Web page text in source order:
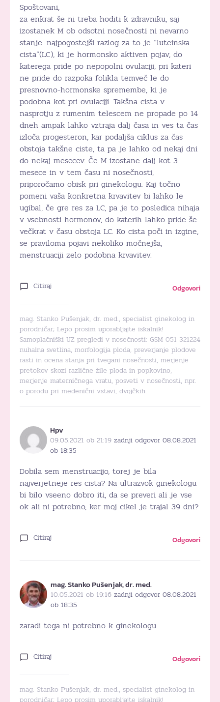
Spoštovani,
za enkrat še ni treba hoditi k zdravniku, saj
izostanek M ob odsotni nosečnosti ni nevarno
stanje. najpogostejši razlog za to je “luteinska
cista”(LC), ki je hormonsko aktiven pojav, do
katerega pride po nepopolni ovulaciji, pri kateri
ne pride do razpoka folikla temveč le do
presnovno-hormonske spremembe, ki je
podobna kot pri ovulaciji. Takšna cista v
nasprotju z rumenim telescem ne propade po 14
dneh ampak lahko vztraja dalj časa in ves ta čas
izloča progesteron, kar podaljša ciklus za čas
obstoja takšne ciste, ta pa je lahko od nekaj dni
do nekaj mesecev. Če M izostane dalj kot 3
mesece in v tem času ni nosečnosti,
priporočamo obisk pri ginekologu. Kaj točno
pomeni vaša konkretna krvavitev bi lahko le
ugibal, če gre res za LC, pa je to posledica nihaja
v vsebnosti hormonov, do katerih lahko pride še
večkrat v času obstoja LC. Ko cista poči in izgine,
se praviloma pojavi nekoliko močnejša,
menstruaciji zelo podobna krvavitev.
Citiraj Odgovori
mag. Stanko Pušenjak, dr. med., specialist ginekolog in
porodničar; Lepo prosim uporabljajte iskalnik!
Samoplačniški UZ pregledi v nosečnosti: GSM 051 321224
nuhalna svetlina, morfologija ploda, preverjanje plodove
rasti in ocena stanja pri tvegani nosečnosti, merjenje
pretokov skozi različne žile ploda in popkovino,
merjenje materničnega vratu, posveti v nosečnosti, npr.
o porodu pri medenični vstavi, dvojčkih.
Hpv
09.05.2021 ob 21:19 zadnji odgovor 08.08.2021
ob 18:35
Dobila sem menstruacijo, torej je bila
najverjetneje res cista? Na ultrazvok ginekologu
bi bilo vseeno dobro iti, da se preveri ali je vse
ok ali ni potrebno, ker moj cikel je trajal 39 dni?
Citiraj Odgovori
mag. Stanko Pušenjak, dr. med.
10.05.2021 ob 19:16 zadnji odgovor 08.08.2021
ob 18:35
zaradi tega ni potrebno k ginekologu.
Citiraj Odgovori
mag. Stanko Pušenjak, dr. med., specialist ginekolog in
porodničar; Lepo prosim uporabljajte iskalnik!